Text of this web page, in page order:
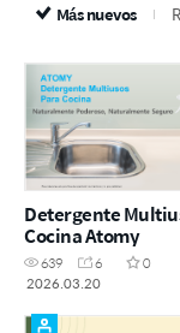
Más nuevos
Detergente
Cocina Atomy
639 6
0
2026.03.20